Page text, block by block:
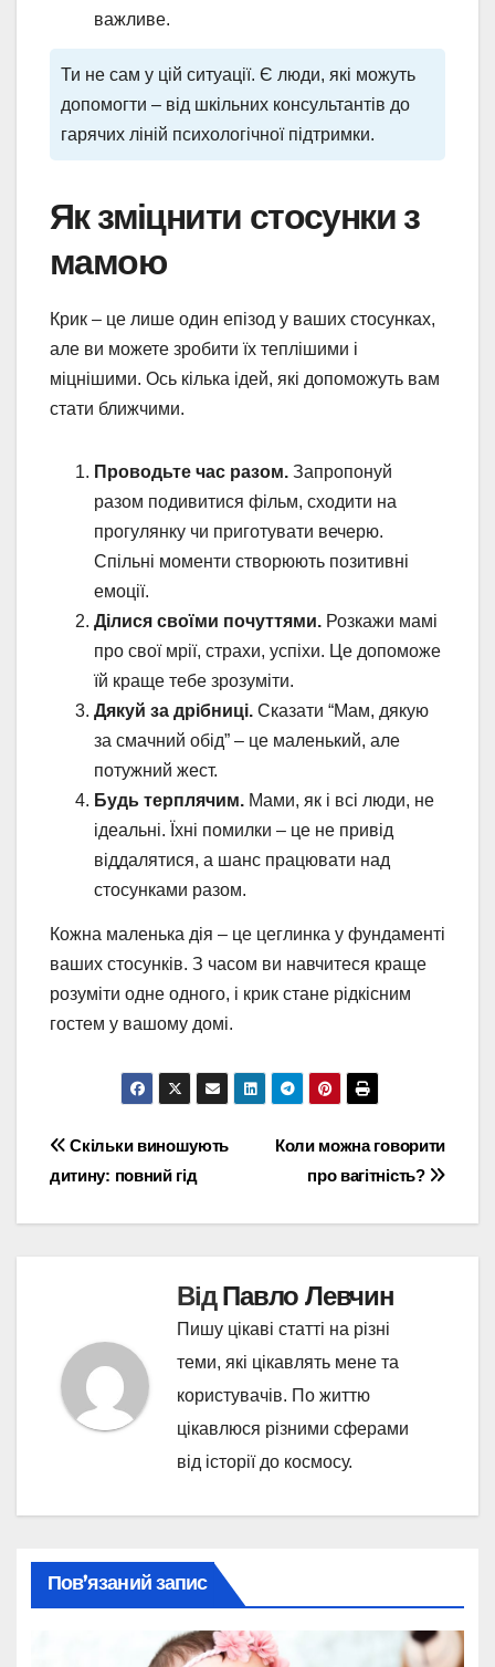
важливе.
Ти не сам у цій ситуації. Є люди, які можуть
допомогти – від шкільних консультантів до
гарячих ліній психологічної підтримки.
Як зміцнити стосунки з
мамою
Крик – це лише один епізод у ваших стосунках,
але ви можете зробити їх теплішими і
міцнішими. Ось кілька ідей, які допоможуть вам
стати ближчими.
Проводьте час разом. Запропонуй
разом подивитися фільм, сходити на
прогулянку чи приготувати вечерю.
Спільні моменти створюють позитивні
емоції.
Ділися своїми почуттями. Розкажи мамі
про свої мрії, страхи, успіхи. Це допоможе
їй краще тебе зрозуміти.
Дякуй за дрібниці. Сказати “Мам, дякую
за смачний обід” – це маленький, але
потужний жест.
Будь терплячим. Мами, як і всі люди, не
ідеальні. Їхні помилки – це не привід
віддалятися, а шанс працювати над
стосунками разом.
Кожна маленька дія – це цеглинка у фундаменті
ваших стосунків. З часом ви навчитеся краще
розуміти одне одного, і крик стане рідкісним
гостем у вашому домі.
Навігація
записів
Коли можна говорити
про вагітність?
Скільки виношують
дитину: повний гід
ВідПавло Левчин
Пишу цікаві статті на різні
теми, які цікавлять мене та
користувачів. По життю
цікавлюся різними сферами
від історії до космосу.
Пов’язаний запис